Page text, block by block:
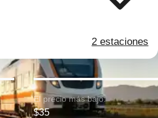
2 estaciones
El precio más bajo:
$35